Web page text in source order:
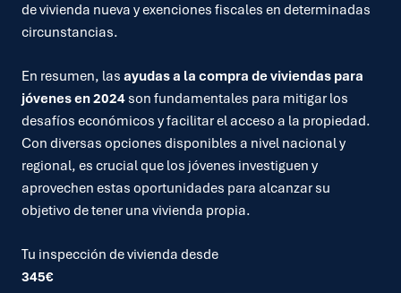
de vivienda nueva y exenciones fiscales en determinadas
circunstancias.
En resumen, las ayudas a la compra de viviendas para
jóvenes en 2024 son fundamentales para mitigar los
desafíos económicos y facilitar el acceso a la propiedad.
Con diversas opciones disponibles a nivel nacional y
regional, es crucial que los jóvenes investiguen y
aprovechen estas oportunidades para alcanzar su
objetivo de tener una vivienda propia.
Tu inspección de vivienda desde
345€